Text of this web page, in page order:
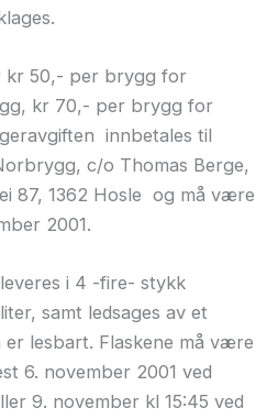
kr 50,- per brygg for
kr 70,- per brygg for
innbetales til
c/o Thomas Berge,
87, 1362 Hosle og må være
2001.
i 4 -fire- stykk
samt ledsages av et
er lesbart. Flaskene må være
6. november 2001 ved
9. november kl 15:45 ved